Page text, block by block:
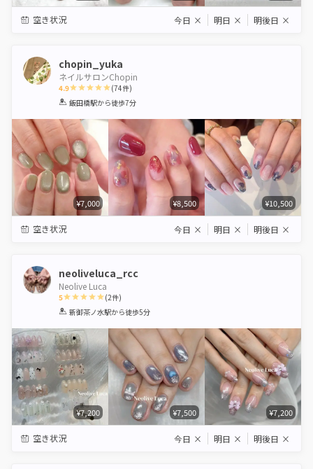
空き状況 今日 × 明日 × 明後日 ×
chopin_yuka
ネイルサロンChopin
4.9
1 2 3 4 5
(74件)
飯田橋駅から徒歩7分
¥7,000 ¥8,500 ¥10,500
空き状況 今日 × 明日 × 明後日 ×
neoliveluca_rcc
Neolive Luca
5
1 2 3 4 5
(2件)
新御茶ノ水駅から徒歩5分
¥7,200 ¥7,500 ¥7,200
空き状況 今日 × 明日 × 明後日 ×